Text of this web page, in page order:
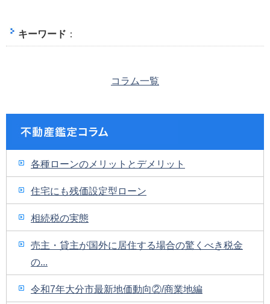
キーワード ：
コラム一覧
各種ローンのメリットとデメリット
住宅にも残価設定型ローン
相続税の実態
売主・貸主が国外に居住する場合の驚くべき税金
の...
令和7年大分市最新地価動向②/商業地編